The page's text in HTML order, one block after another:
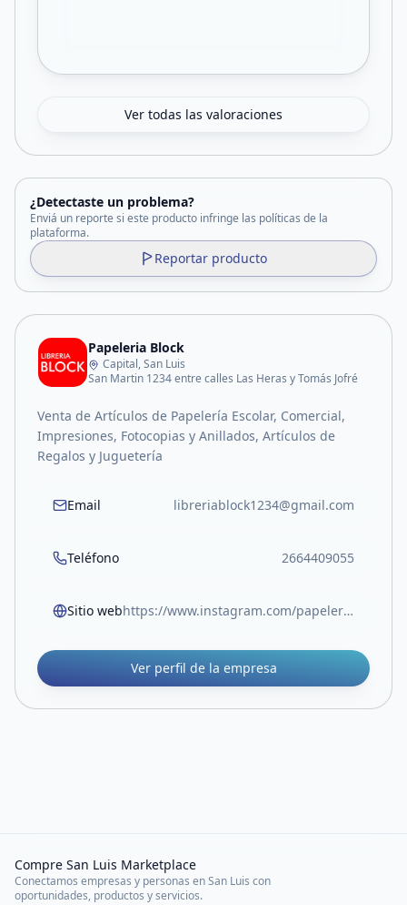
Ver todas las valoraciones
¿Detectaste un problema?
Enviá un reporte si este producto infringe las políticas de la
plataforma.
Reportar producto
Papeleria Block
Capital, San Luis
San Martin 1234 entre calles Las Heras y Tomás Jofré
Venta de Artículos de Papelería Escolar, Comercial,
Impresiones, Fotocopias y Anillados, Artículos de
Regalos y Juguetería
Email libreriablock1234@gmail.com
Teléfono 2664409055
Sitio web https://www.instagram.com/papeleriablock.sl?igsh=MW05Z3RocjUwOTlvOA%3D%3D
Ver perfil de la empresa
Compre San Luis Marketplace
Conectamos empresas y personas en San Luis con
oportunidades, productos y servicios.